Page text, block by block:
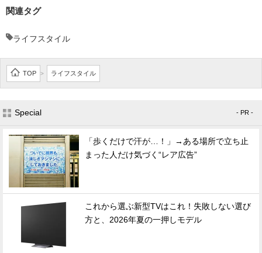
関連タグ
ライフスタイル
TOP > ライフスタイル
Special - PR -
「歩くだけで汗が…！」→ある場所で立ち止
まった人だけ気づく“レア広告”
これから選ぶ新型TVはこれ！失敗しない選び
方と、2026年夏の一押しモデル